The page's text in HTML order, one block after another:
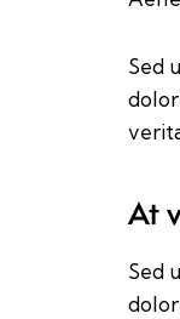
Sed
At
Sed